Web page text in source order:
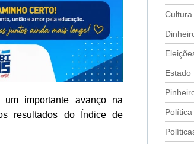
importante avanço na
resultados do Índice de
Cultura
Estado
Política